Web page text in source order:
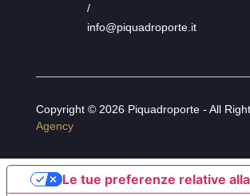
/
info@piquadroporte.it
Copyright © 2026 Piquadroporte - All
Agency
Le tue preferenze relative